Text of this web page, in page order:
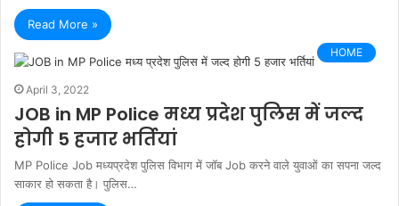
Read More »
HOME
April 3, 2022
JOB in MP Police मध्य प्रदेश पुलिस में जल्द
होगी 5 हजार भर्तियां
MP Police Job मध्यप्रदेश पुलिस विभाग में जॉब Job करने वाले युवाओं का सपना जल्द
साकार हो सकता है। पुलिस…